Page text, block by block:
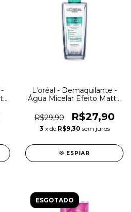
L'oréal - Demaquilante -
Água Micelar Efeito Matte
R$29,90
R$27,90
3 x de R$9,30 sem juros
ESPIAR
ESGOTADO